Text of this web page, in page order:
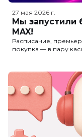
27 мая 2026 г.
Мы запустили
MAX!
Расписание,
покупка — в пару